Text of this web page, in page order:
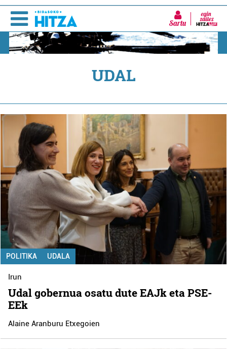
Sartu
UDAL
POLITIKA UDALA
Irun
Udal gobernua osatu dute EAJk eta PSE-
EEk
Alaine Aranburu Etxegoien